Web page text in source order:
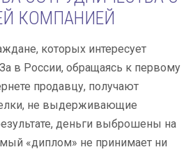
КОМПАНИЕЙ
которых интересует
в России, обращаясь к первому
продавцу, получают
не выдерживающие
деньги выброшены на
«диплом» не принимает ни